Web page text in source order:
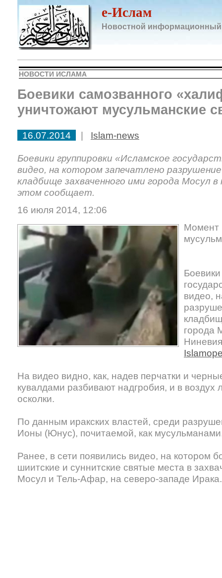
e-Ислам
Новостной информационный
НОВОСТИ ИСЛАМА
Боевики самозванного
уничтожают мусульманские
16.07.2014 | Islam-news
Боевики группировки «Исламское
видео, на котором запечатлено
кладбище захваченного ими города Мосул
этом сообщает.
16 июля 2014, 12:06
Момент
видео,
города
На видео видно, как, надев перчатки и
кувалдами разбивают надгробия, и в воздух
осколки.
По данным иракских властей, среди
Ионы (Юнус), почитаемой, как
Ранее, в сети появились видео, на котором
шиитские и суннитские святые места в
Мосул и Тель-Афар, на северо-западе Ирака.